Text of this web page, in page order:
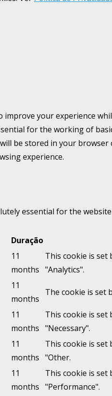
improve your experience
for the working of
be stored in your
experience.
essential for the
Duração
11
months
This cookie is set
"Analytics".
11
months
The cookie is set
11
months
This cookie is set
"Necessary".
11
months
This cookie is set
"Other.
11
months
This cookie is set
"Performance".